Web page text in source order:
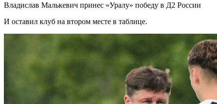
Владислав Малькевич принес «Уралу» победу в Д2 России
И оставил клуб на втором месте в таблице.